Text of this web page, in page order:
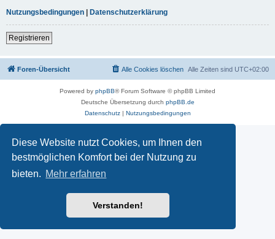
Diese Website nutzt Cookies, um Ihnen den
bestmöglichen Komfort bei der Nutzung zu
bieten. Mehr erfahren
Verstanden!
Nutzungsbedingungen | Datenschutzerklärung
Registrieren
Foren-Übersicht Alle Zeiten sind UTC+02:00
Alle Cookies löschen
Powered by phpBB® Forum Software © phpBB Limited
Deutsche Übersetzung durch phpBB.de
Datenschutz| Nutzungsbedingungen